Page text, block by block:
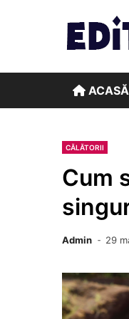
ACASĂ
CĂLĂTORII
Cum
Admin 29